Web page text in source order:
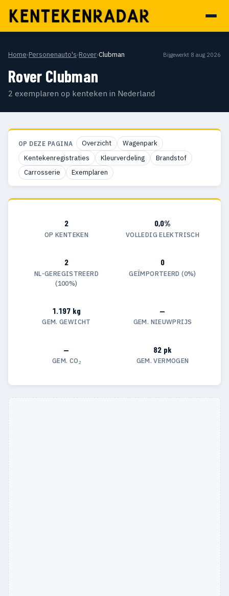
Home›Personenauto's›Rover›Clubman Bijgewerkt 8 aug 2026
Rover Clubman
2 exemplaren op kenteken in Nederland
OP DEZE PAGINA Overzicht
Wagenpark
Kentekenregistraties
Kleurverdeling
Brandstof
Carrosserie
Exemplaren
2
OP KENTEKEN
0,0%
VOLLEDIG ELEKTRISCH
2
NL-GEREGISTREERD
(100%)
0
GEÏMPORTEERD (0%)
1.197 kg
GEM. GEWICHT
—
GEM. NIEUWPRIJS
—
GEM. CO₂
82 pk
GEM. VERMOGEN